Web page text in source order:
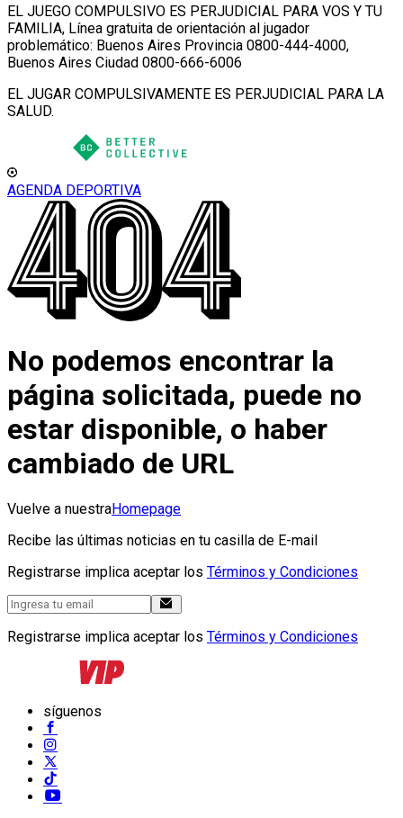
EL JUEGO COMPULSIVO ES PERJUDICIAL PARA VOS Y TU
FAMILIA, Línea gratuita de orientación al jugador
problemático: Buenos Aires Provincia 0800-444-4000,
Buenos Aires Ciudad 0800-666-6006
EL JUGAR COMPULSIVAMENTE ES PERJUDICIAL PARA LA
SALUD.
AGENDA DEPORTIVA
No podemos encontrar la
página solicitada, puede no
estar disponible, o haber
cambiado de URL
Vuelve a nuestraHomepage
Recibe las últimas noticias en tu casilla de E-mail
Registrarse implica aceptar los Términos y Condiciones
Registrarse implica aceptar los Términos y Condiciones
síguenos